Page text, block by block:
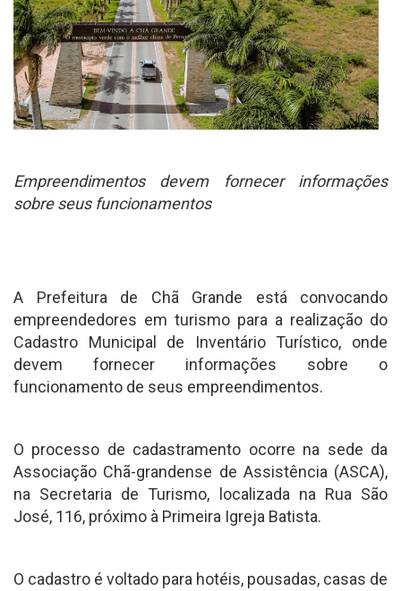
Empreendimentos devem fornecer informações
sobre seus funcionamentos
A Prefeitura de Chã Grande está convocando
empreendedores em turismo para a realização do
Cadastro Municipal de Inventário Turístico, onde
devem fornecer informações sobre o
funcionamento de seus empreendimentos.
O processo de cadastramento ocorre na sede da
Associação Chã-grandense de Assistência (ASCA),
na Secretaria de Turismo, localizada na Rua São
José, 116, próximo à Primeira Igreja Batista.
O cadastro é voltado para hotéis, pousadas, casas de